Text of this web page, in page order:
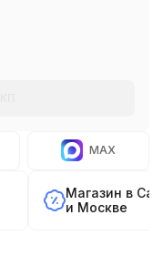
MAX
Магазин в
и Москве